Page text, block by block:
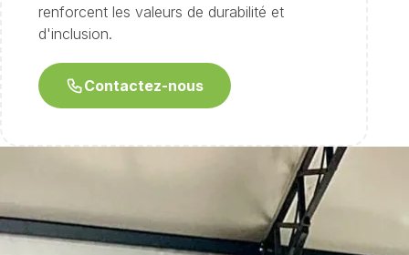
renforcent les valeurs de durabilité et
d'inclusion.
Contactez-nous